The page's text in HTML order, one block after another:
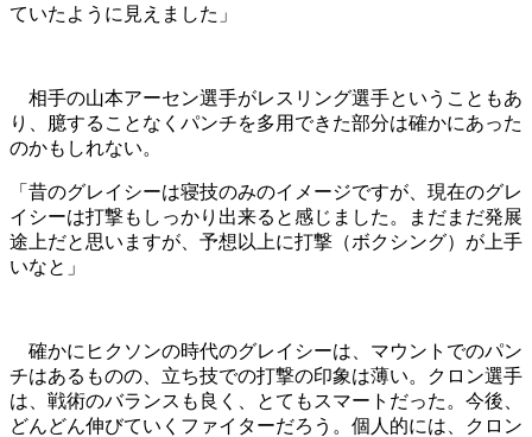
ていたように見えました」
相手の山本アーセン選手がレスリング選手ということもあ
り、臆することなくパンチを多用できた部分は確かにあった
のかもしれない。
「昔のグレイシーは寝技のみのイメージですが、現在のグレ
イシーは打撃もしっかり出来ると感じました。まだまだ発展
途上だと思いますが、予想以上に打撃（ボクシング）が上手
いなと」
確かにヒクソンの時代のグレイシーは、マウントでのパン
チはあるものの、立ち技での打撃の印象は薄い。クロン選手
は、戦術のバランスも良く、とてもスマートだった。今後、
どんどん伸びていくファイターだろう。個人的には、クロン